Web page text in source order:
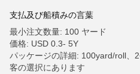
支払及び船積みの言葉
最小注文数量: 100 ヤード
価格: USD 0.3- 5Y
パッケージの詳細: 100yard/roll、
客の選択にあります